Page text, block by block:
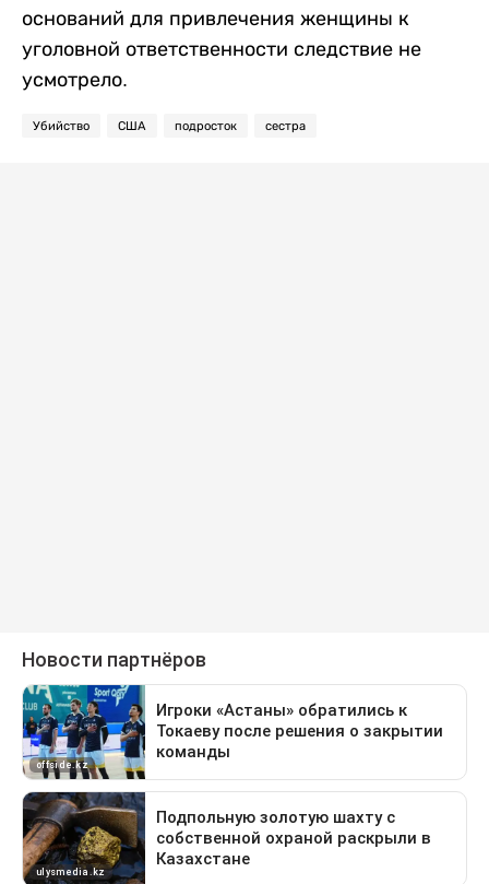
оснований для привлечения женщины к
уголовной ответственности следствие не
усмотрело.
Убийство США подросток сестра